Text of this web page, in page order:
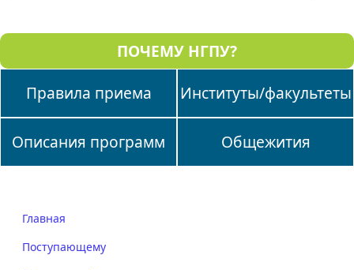
ПОЧЕМУ НГПУ?
Правила приема
Институты/факультеты
Описания программ Общежития
Главная
Поступающему